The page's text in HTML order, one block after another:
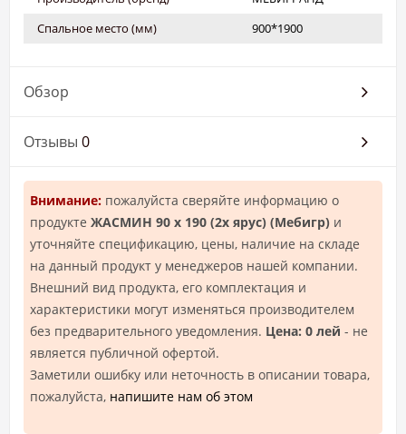
Спальное место (мм)
900*1900
Обзор
Отзывы 0
Внимание: пожалуйста сверяйте информацию о
продукте ЖАСМИН 90 х 190 (2х ярус) (Mебигр) и
уточняйте спецификацию, цены, наличие на складе
на данный продукт у менеджеров нашей компании.
Внешний вид продукта, его комплектация и
характеристики могут изменяться производителем
без предварительного уведомления. Цена: 0 лей - не
является публичной офертой.
Заметили ошибку или неточность в описании товара,
пожалуйста, напишите нам об этом